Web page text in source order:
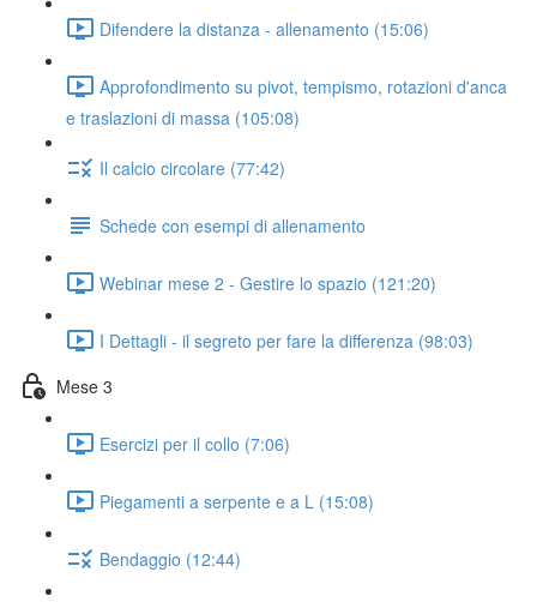
Difendere la distanza - allenamento (15:06)
Approfondimento su pivot, tempismo, rotazioni d'anca
e traslazioni di massa (105:08)
Il calcio circolare (77:42)
Schede con esempi di allenamento
Webinar mese 2 - Gestire lo spazio (121:20)
I Dettagli - il segreto per fare la differenza (98:03)
Mese 3
Esercizi per il collo (7:06)
Piegamenti a serpente e a L (15:08)
Bendaggio (12:44)